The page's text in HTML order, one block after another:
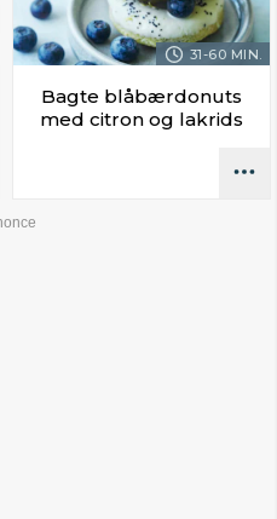
31-60 MIN.
Bagte blåbærdonuts
med citron og lakrids